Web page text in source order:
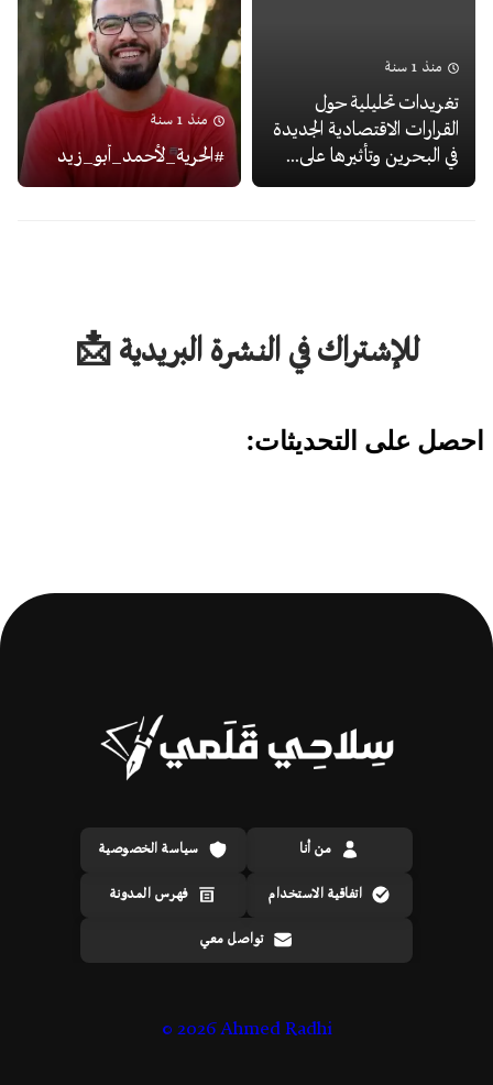
منذ 1 سنة
تغريدات تحليلية حول
القرارات الاقتصادية الجديدة
في البحرين وتأثيرها على...
منذ 1 سنة
#الحرية_لأحمد_أبو_زيد
للإشتراك في النشرة البريدية 📩
من أنا سياسة الخصوصية
اتفاقية الاستخدام فهرس المدونة
تواصل معي
©2026 Ahmed Radhi